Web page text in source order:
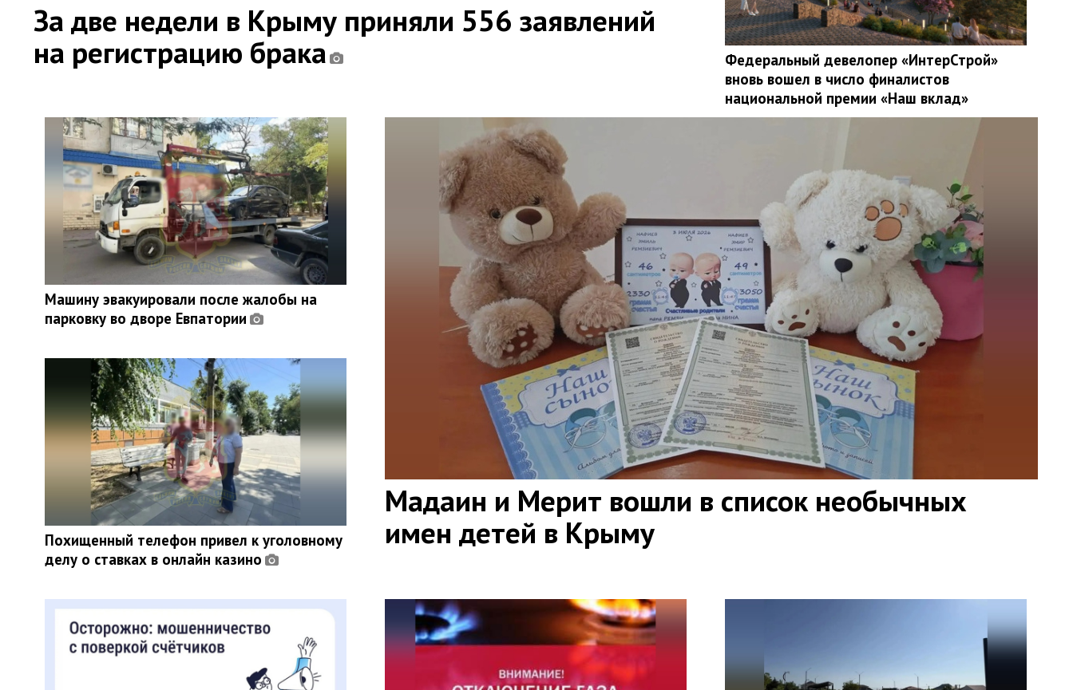
За две недели в Крыму приняли 556 заявлений
на регистрацию брака
Федеральный девелопер «ИнтерСтрой»
вновь вошел в число финалистов
национальной премии «Наш вклад»
Мадаин и Мерит вошли в список необычных
имен детей в Крыму
Машину эвакуировали после жалобы на
парковку во дворе Евпатории
Похищенный телефон привел к уголовному
делу о ставках в онлайн казино